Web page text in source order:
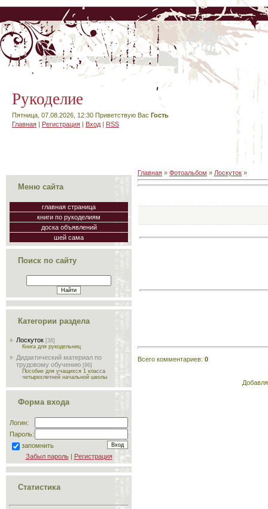
Рукоделие
Пятница, 07.08.2026, 12:30 Приветствую Вас Гость
Главная | Регистрация | Вход | RSS
Меню сайта
главная страница
книги по рукоделиям
доска объявлений
шей сама
Поиск по сайту
Категории раздела
Лоскуток [36]
Книга для рукодельниц
Дидактический материал по
трудовому обучению [96]
Пособие для учащихся 1 класса
четырехлетней начальной школы
Форма входа
Логин:
Пароль:
запомнить
Забыл пароль| Регистрация
Статистика
Главная » Фотоальбом » Лоскуток »
Всего комментариев: 0